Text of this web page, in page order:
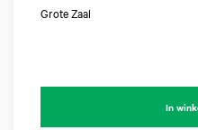
Grote Zaal
In